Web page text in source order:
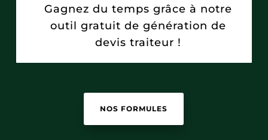
Gagnez du temps grâce à notre
outil gratuit de génération de
devis traiteur !
NOS FORMULES